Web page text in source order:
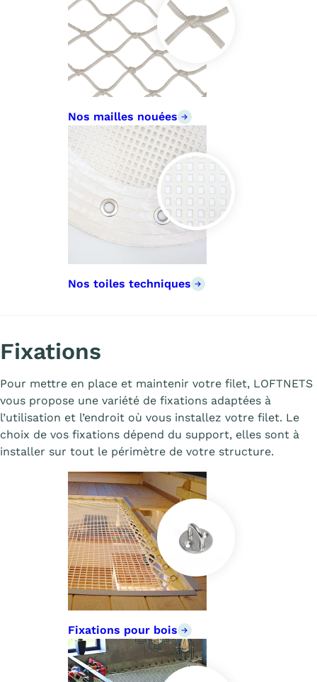
Nos mailles nouées
Nos toiles techniques
Fixations
Pour mettre en place et maintenir votre filet, LOFTNETS
vous propose une variété de fixations adaptées à
l’utilisation et l’endroit où vous installez votre filet. Le
choix de vos fixations dépend du support, elles sont à
installer sur tout le périmètre de votre structure.
Fixations pour bois